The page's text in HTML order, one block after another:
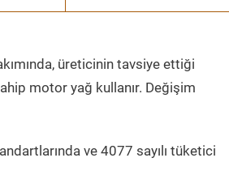
üreticinin tavsiye ettiği
motor yağ kullanır. Değişim
ve 4077 sayılı tüketici